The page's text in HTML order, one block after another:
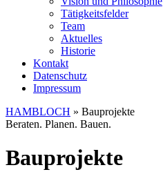
Tätigkeitsfelder
Team
Aktuelles
Historie
Kontakt
Datenschutz
Impressum
HAMBLOCH » Bauprojekte
Beraten. Planen. Bauen.
Bauprojekte